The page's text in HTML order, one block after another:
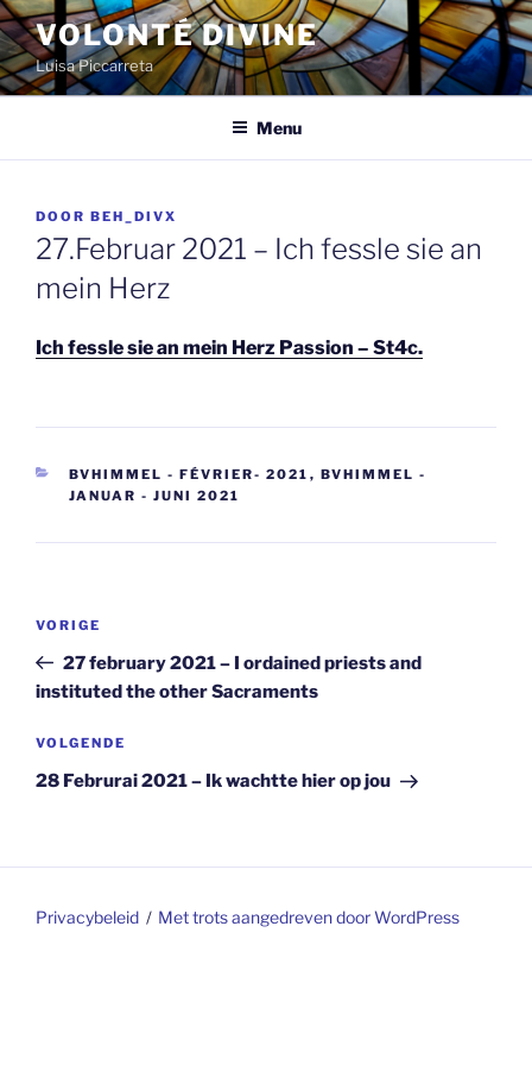
Spring
naar
de
inhoud
VOLONTÉ DIVINE
Luisa Piccarreta
Menu
GEPLAATST
OP
DOOR BEH_DIVX
27.Februar 2021 – Ich fessle sie an
mein Herz
Ich fessle sie an mein Herz Passion – St4c.
CATEGORIEËN
BVHIMMEL - FÉVRIER- 2021 , BVHIMMEL -
JANUAR - JUNI 2021
Vorig
bericht
VORIGE
27 february 2021 – I ordained priests and
instituted the other Sacraments
Volgend
bericht
VOLGENDE
28 Februrai 2021 – Ik wachtte hier op jou
Privacybeleid Met trots aangedreven door WordPress